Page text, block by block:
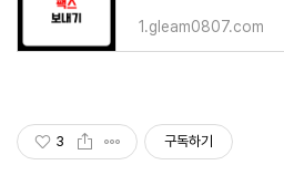
1.gleam0807.com
3 구독하기